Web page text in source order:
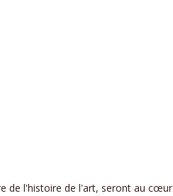
de l'histoire de l'art, seront au cœur